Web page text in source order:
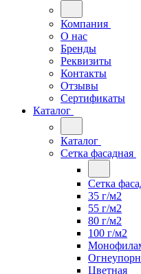
Компания
О нас
Бренды
Реквизиты
Контакты
Отзывы
Сертификаты
Каталог
Каталог
Сетка фасадная
Сетка
35 г/м2
55 г/м2
80 г/м2
100 г/м2
Цветная